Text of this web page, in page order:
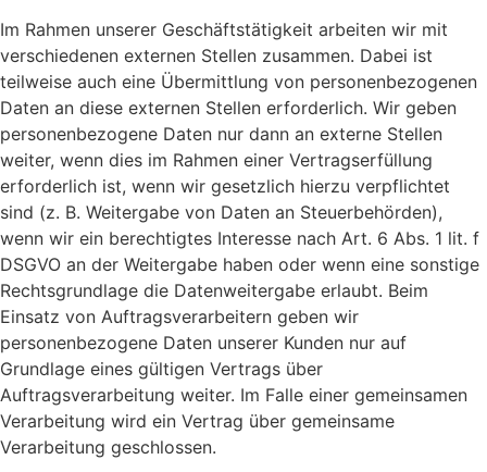
Im Rahmen unserer Geschäftstätigkeit arbeiten wir mit
verschiedenen externen Stellen zusammen. Dabei ist
teilweise auch eine Übermittlung von personenbezogenen
Daten an diese externen Stellen erforderlich. Wir geben
personenbezogene Daten nur dann an externe Stellen
weiter, wenn dies im Rahmen einer Vertragserfüllung
erforderlich ist, wenn wir gesetzlich hierzu verpflichtet
sind (z. B. Weitergabe von Daten an Steuerbehörden),
wenn wir ein berechtigtes Interesse nach Art. 6 Abs. 1 lit. f
DSGVO an der Weitergabe haben oder wenn eine sonstige
Rechtsgrundlage die Datenweitergabe erlaubt. Beim
Einsatz von Auftragsverarbeitern geben wir
personenbezogene Daten unserer Kunden nur auf
Grundlage eines gültigen Vertrags über
Auftragsverarbeitung weiter. Im Falle einer gemeinsamen
Verarbeitung wird ein Vertrag über gemeinsame
Verarbeitung geschlossen.